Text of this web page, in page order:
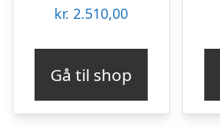
kr. 2.510,00
Gå til shop